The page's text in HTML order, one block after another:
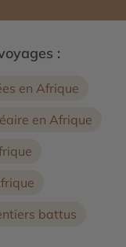
:
en Afrique
en Afrique
battus